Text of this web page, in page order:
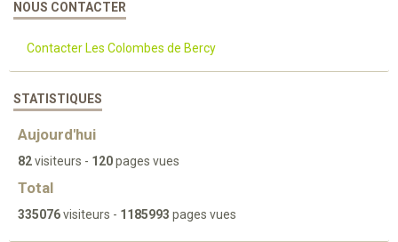
NOUS CONTACTER
Contacter Les Colombes de Bercy
STATISTIQUES
Aujourd'hui
82visiteurs - 120pages vues
Total
335076visiteurs - 1185993 pages vues